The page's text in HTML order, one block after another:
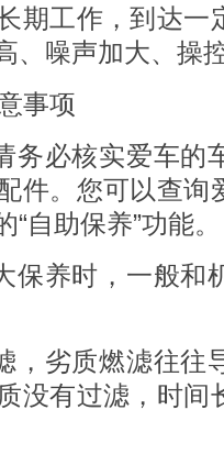
期工作，到达一
、噪声加大、操
事项
务必核实爱车的
件。您可以查询
自助保养”功能。
保养时，一般和
，劣质燃滤往往
没有过滤，时间